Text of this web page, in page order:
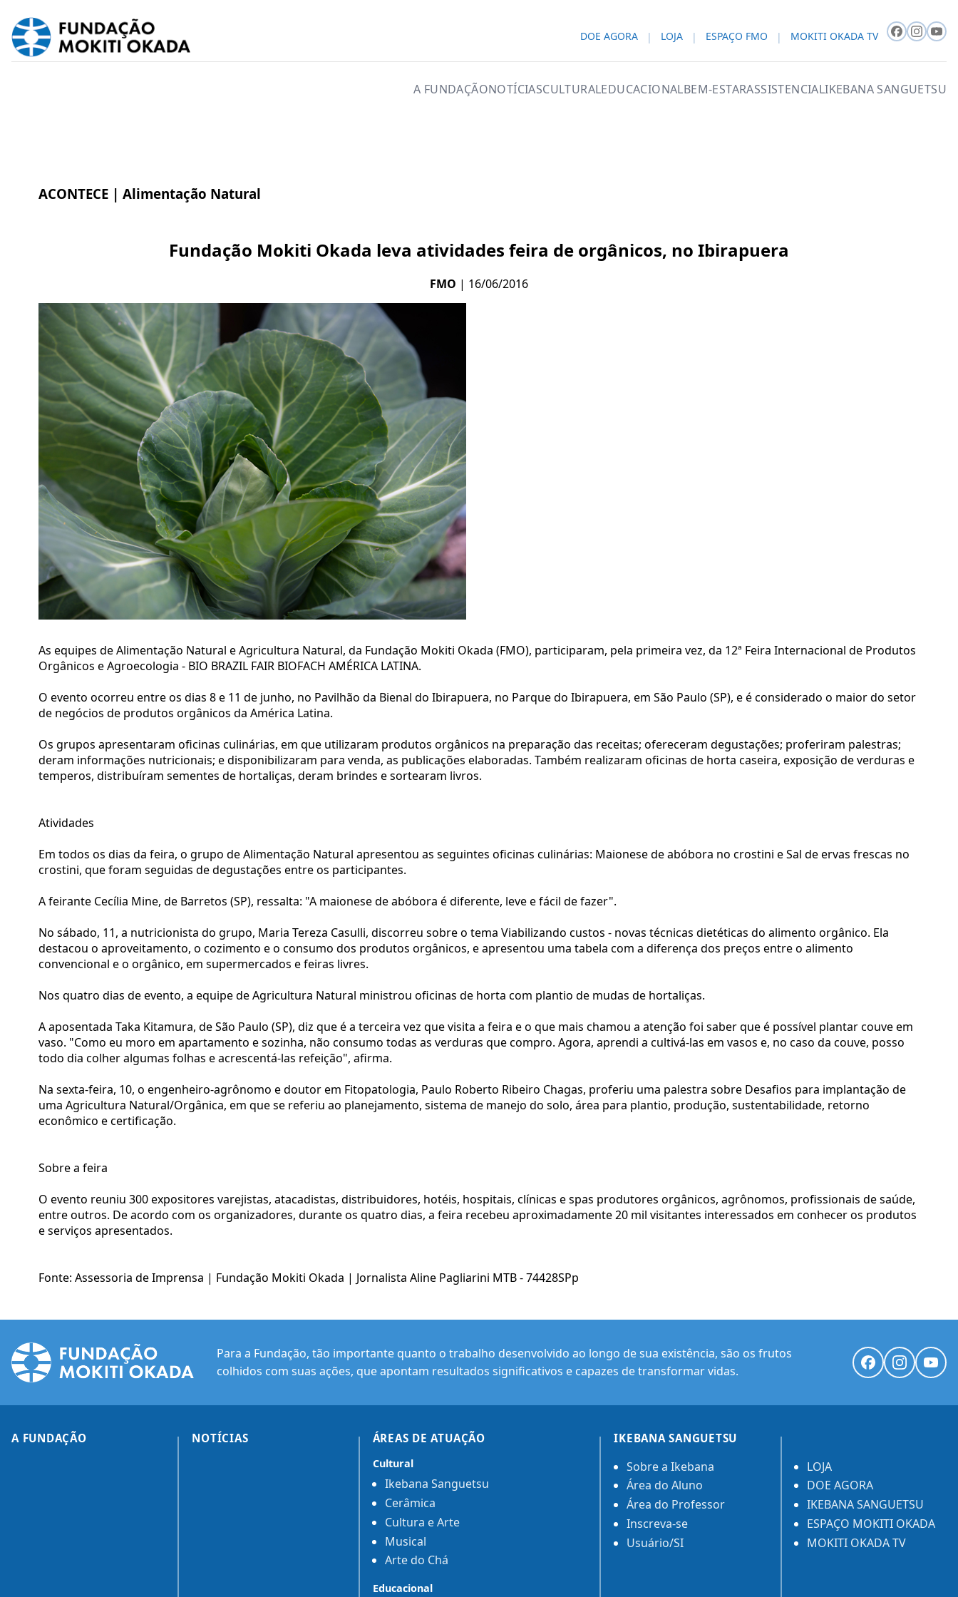
DOE AGORA LOJA ESPAÇO FMO MOKITI OKADA TV
A FUNDAÇÃONOTÍCIASCULTURALEDUCACIONALBEM-ESTARASSISTENCIALIKEBANA SANGUETSU
ACONTECE | Alimentação Natural
Fundação Mokiti Okada leva atividades feira de orgânicos, no Ibirapuera
FMO | 16/06/2016
As equipes de Alimentação Natural e Agricultura Natural, da Fundação Mokiti Okada (FMO), participaram, pela primeira vez, da 12ª Feira Internacional de Produtos
Orgânicos e Agroecologia - BIO BRAZIL FAIR BIOFACH AMÉRICA LATINA.
O evento ocorreu entre os dias 8 e 11 de junho, no Pavilhão da Bienal do Ibirapuera, no Parque do Ibirapuera, em São Paulo (SP), e é considerado o maior do setor
de negócios de produtos orgânicos da América Latina.
Os grupos apresentaram oficinas culinárias, em que utilizaram produtos orgânicos na preparação das receitas; ofereceram degustações; proferiram palestras;
deram informações nutricionais; e disponibilizaram para venda, as publicações elaboradas. Também realizaram oficinas de horta caseira, exposição de verduras e
temperos, distribuíram sementes de hortaliças, deram brindes e sortearam livros.
Atividades
Em todos os dias da feira, o grupo de Alimentação Natural apresentou as seguintes oficinas culinárias: Maionese de abóbora no crostini e Sal de ervas frescas no
crostini, que foram seguidas de degustações entre os participantes.
A feirante Cecília Mine, de Barretos (SP), ressalta: "A maionese de abóbora é diferente, leve e fácil de fazer".
No sábado, 11, a nutricionista do grupo, Maria Tereza Casulli, discorreu sobre o tema Viabilizando custos - novas técnicas dietéticas do alimento orgânico. Ela
destacou o aproveitamento, o cozimento e o consumo dos produtos orgânicos, e apresentou uma tabela com a diferença dos preços entre o alimento
convencional e o orgânico, em supermercados e feiras livres.
Nos quatro dias de evento, a equipe de Agricultura Natural ministrou oficinas de horta com plantio de mudas de hortaliças.
A aposentada Taka Kitamura, de São Paulo (SP), diz que é a terceira vez que visita a feira e o que mais chamou a atenção foi saber que é possível plantar couve em
vaso. "Como eu moro em apartamento e sozinha, não consumo todas as verduras que compro. Agora, aprendi a cultivá-las em vasos e, no caso da couve, posso
todo dia colher algumas folhas e acrescentá-las refeição", afirma.
Na sexta-feira, 10, o engenheiro-agrônomo e doutor em Fitopatologia, Paulo Roberto Ribeiro Chagas, proferiu uma palestra sobre Desafios para implantação de
uma Agricultura Natural/Orgânica, em que se referiu ao planejamento, sistema de manejo do solo, área para plantio, produção, sustentabilidade, retorno
econômico e certificação.
Sobre a feira
O evento reuniu 300 expositores varejistas, atacadistas, distribuidores, hotéis, hospitais, clínicas e spas produtores orgânicos, agrônomos, profissionais de saúde,
entre outros. De acordo com os organizadores, durante os quatro dias, a feira recebeu aproximadamente 20 mil visitantes interessados em conhecer os produtos
e serviços apresentados.
Fonte: Assessoria de Imprensa | Fundação Mokiti Okada | Jornalista Aline Pagliarini MTB - 74428SPp
Para a Fundação, tão importante quanto o trabalho desenvolvido ao longo de sua existência, são os frutos
colhidos com suas ações, que apontam resultados significativos e capazes de transformar vidas.
A FUNDAÇÃO NOTÍCIAS ÁREAS DE ATUAÇÃO
Cultural
Ikebana Sanguetsu
Cerâmica
Cultura e Arte
Musical
Arte do Chá
Educacional
IKEBANA SANGUETSU
Sobre a Ikebana
Área do Aluno
Área do Professor
Inscreva-se
Usuário/SI
LOJA
DOE AGORA
IKEBANA SANGUETSU
ESPAÇO MOKITI OKADA
MOKITI OKADA TV